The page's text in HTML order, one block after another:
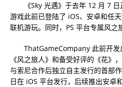
《Sky 光遇》于去年 12 月 7 日
游戏此前已登陆了 iOS、安卓和任
联机游玩。同时，PS 平台专属风之
ThatGameCompany 此前开发
《风之旅人》和备受好评的《花》
与索尼合作后独立自主发行的首部
日在 iOS 平台发行，后续推出安卓